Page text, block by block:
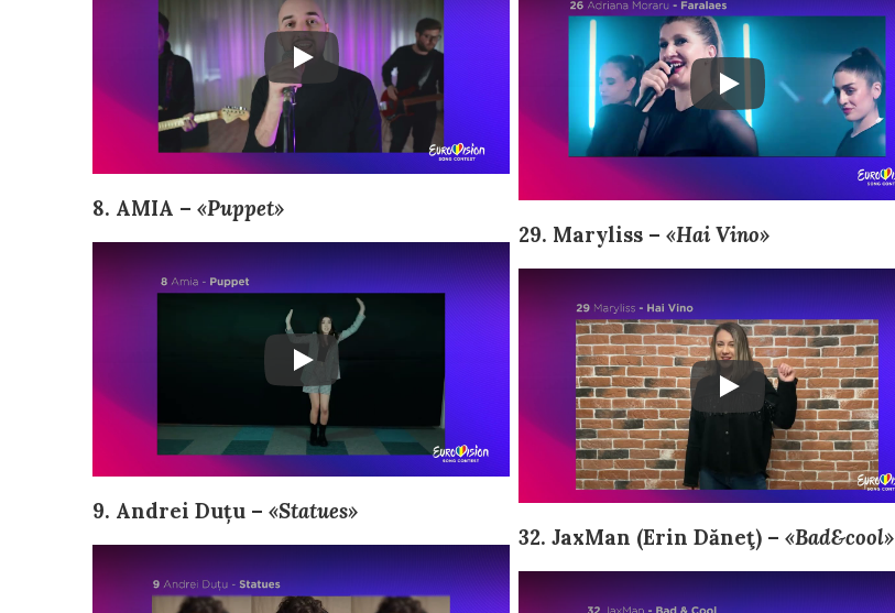
8. AMIA – «Puppet»
9. Andrei Duțu – «Statues»
29. Maryliss –«Hai Vino»
32. JaxMan (Erin Dăneţ) –«Bad&cool»